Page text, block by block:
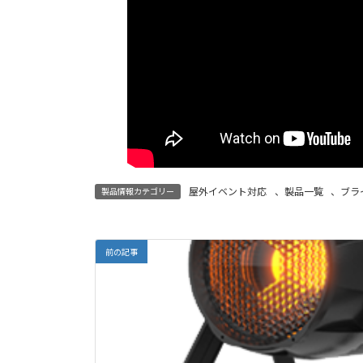
製品情報カテゴリー 屋外イベント対応 、 製品一覧 、 ブラ
前の記事